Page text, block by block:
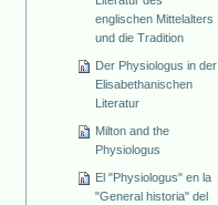
englischen Mittelalters
und die Tradition
Der Physiologus in der
Elisabethanischen
Literatur
Milton and the
Physiologus
El "Physiologus" en la
"General historia" del